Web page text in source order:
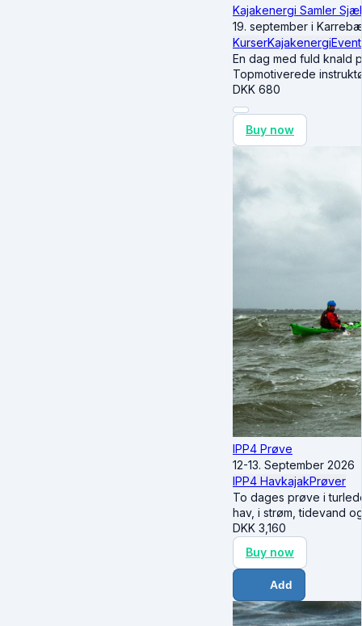
Kajakenergi Samler
19. september i
KurserKajakenergi
En dag med fuld knald
Topmotiverede
DKK 680
Buy now
IPP4 Prøve
12-13. September 2026
IPP4 HavkajakPrøver
To dages prøve i
hav, i strøm, tidevand
DKK 3,160
Buy now
Add